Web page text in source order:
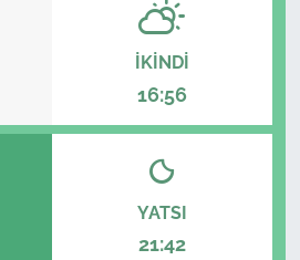
İKINDI
16:56
YATSI
21:42